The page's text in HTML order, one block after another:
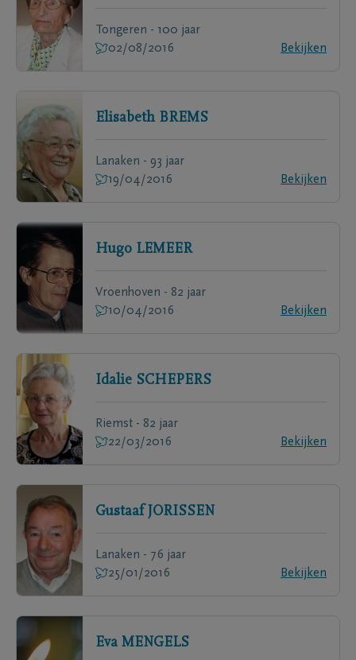
Tongeren - 100 jaar
02/08/2016
Bekijken
Elisabeth BREMS
Lanaken - 93 jaar
19/04/2016
Bekijken
Hugo LEMEER
Vroenhoven - 82 jaar
10/04/2016
Bekijken
Idalie SCHEPERS
Riemst - 82 jaar
22/03/2016
Bekijken
Gustaaf JORISSEN
Lanaken - 76 jaar
25/01/2016
Bekijken
Eva MENGELS